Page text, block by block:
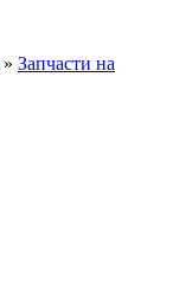
» Запчасти на